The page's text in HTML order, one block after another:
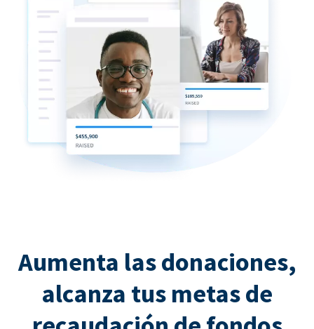
Aumenta las donaciones,
alcanza tus metas de